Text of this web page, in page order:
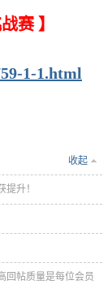
赛 】
1-1.html
收起
提升！
回帖质量是每位会员